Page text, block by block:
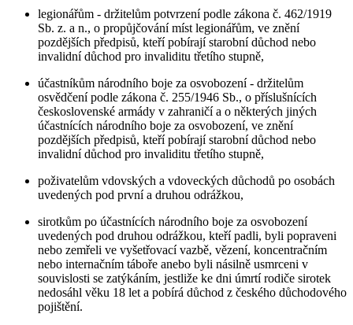
legionářům - držitelům potvrzení podle zákona č. 462/1919
Sb. z. a n., o propůjčování míst legionářům, ve znění
pozdějších předpisů, kteří pobírají starobní důchod nebo
invalidní důchod pro invaliditu třetího stupně,
účastníkům národního boje za osvobození - držitelům
osvědčení podle zákona č. 255/1946 Sb., o příslušnících
československé armády v zahraničí a o některých jiných
účastnících národního boje za osvobození, ve znění
pozdějších předpisů, kteří pobírají starobní důchod nebo
invalidní důchod pro invaliditu třetího stupně,
poživatelům vdovských a vdoveckých důchodů po osobách
uvedených pod první a druhou odrážkou,
sirotkům po účastnících národního boje za osvobození
uvedených pod druhou odrážkou, kteří padli, byli popraveni
nebo zemřeli ve vyšetřovací vazbě, vězení, koncentračním
nebo internačním táboře anebo byli násilně usmrceni v
souvislosti se zatýkáním, jestliže ke dni úmrtí rodiče sirotek
nedosáhl věku 18 let a pobírá důchod z českého důchodového
pojištění.